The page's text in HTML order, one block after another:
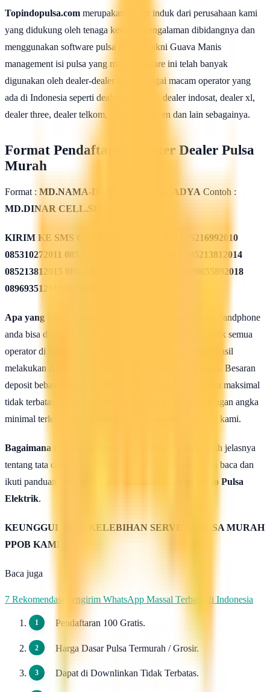
Topindopulsa.com merupakan server induk dari perusahaan kami
yang didukung oleh tenaga kerja berpengalaman dibidangnya dan
menggunakan software pulsa terbaik yakni Guava Manis
management isi pulsa yang mana software ini telah banyak
digunakan oleh dealer-dealer dari berbagai macam operator yang
ada di Indonesia seperti dealer telkomsel, dealer indosat, dealer xl,
dealer three, dealer telkom, dealer smartfren dan lain sebagainya.
Format Pendaftaran Master Dealer Pulsa
Murah
Format : MD.NAMA-DEALER.KOTAMADYA Contoh :
MD.DINAR CELL.SRAGEN
KIRIM KE SMS CENTER
085311562009 085216992010
085310272011 085311432012 085213782013 085213812014
085213812015 085215082016 085819962017 089655892018
089693512019 08568582020
Apa yang harus dilakukan seusai Mendaftar ?
Agar handphone
anda bisa dipakai untuk melakukan isi ulang pulsa elektrik semua
operator di seluruh wilayah Indonesia, maka setelah berhasil
melakukan daftar anda harus mengisi saldo deposit pulsa. Besaran
deposit bebas dengan ketentuan minimal 50rb rupiah dan maksimal
tidak terbatas. Anda bisa isi deposit saldo pulsa anda dengan angka
minimal terlebih dahulu untuk uji coba kehebatan server kami.
Bagaimana caranya mengisi saldo pulsa ?
Untuk lebih jelasnya
tentang tata cara isi saldo deposit pulsa ini silahkan anda baca dan
ikuti panduan yang terdapat di halaman :
Cara isi Saldo Pulsa
Elektrik.
KEUNGGULAN & KELEBIHAN SERVER PULSA MURAH
PPOB KAMI
Baca juga
7 Rekomendasi Pengirim WhatsApp Massal Terbaik di Indonesia
Pendaftaran 100 Gratis.
Harga Dasar Pulsa Termurah / Grosir.
Dapat di Downlinkan Tidak Terbatas.